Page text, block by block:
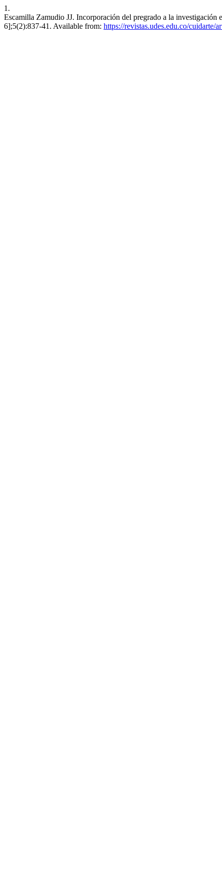
1.
Escamilla Zamudio JJ. Incorporación del pregrado a la
6];5(2):837-41. Available from: https://revistas.udes.edu.co/cuidarte/